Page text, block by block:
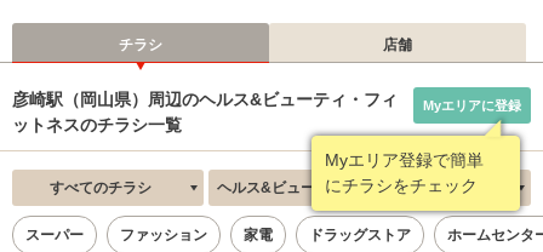
チラシ 店舗
彦崎駅（岡山県）周辺のヘルス&ビューティ・フィ
ットネスのチラシ一覧
Myエリア登録で簡単
にチラシをチェック
Myエリアに登録
すべてのチラシ ヘルス&ビューティ・フィットネス 新着順
スーパー ファッション 家電 ドラッグストア ホームセンタ